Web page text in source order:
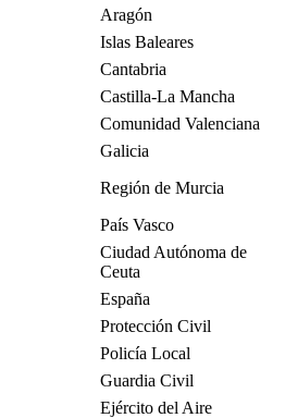
Aragón
Islas Baleares
Cantabria
Castilla-La Mancha
Comunidad Valenciana
Galicia
Región de Murcia
País Vasco
Ciudad Autónoma de
Ceuta
España
Protección Civil
Policía Local
Guardia Civil
Ejército del Aire